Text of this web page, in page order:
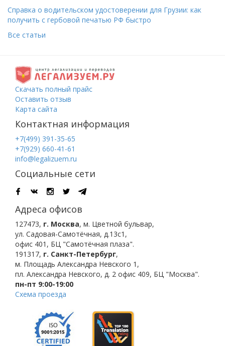
Справка о водительском удостоверении для Грузии: как
получить с гербовой печатью РФ быстро
Все статьи
Скачать полный прайс
Оставить отзыв
Карта сайта
Контактная информация
+7(499) 391-35-65
+7(929) 660-41-61
info@legalizuem.ru
Социальные сети
Адреса офисов
127473, г. Москва, м. Цветной бульвар,
ул. Садовая-Самотёчная, д.13с1,
офис 401, БЦ "Самотёчная плаза".
191317, г. Санкт-Петербург,
м. Площадь Александра Невского 1 ,
пл. Александра Невского, д. 2 офис 409, БЦ "Москва".
пн-пт 9:00-19:00
Схема проезда